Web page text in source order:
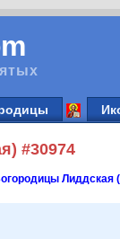
#30974
Лиддская